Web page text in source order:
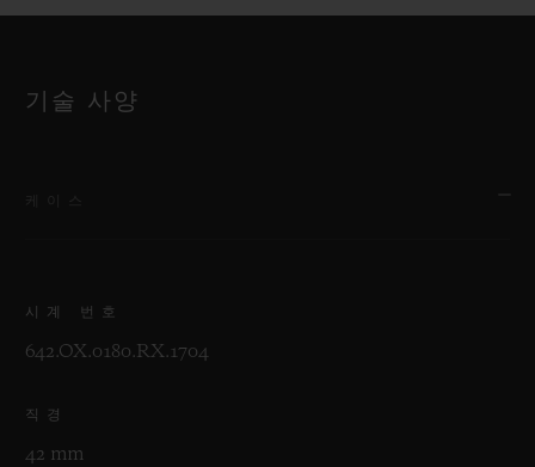
기술 사양
시계 번호
642.OX.0180.RX.1704
직경
42 mm